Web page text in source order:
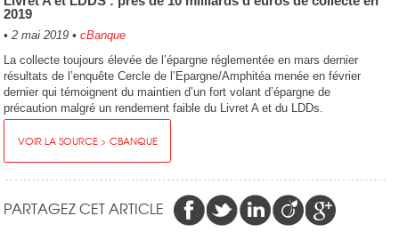
2019
• 2 mai 2019• cBanque
La collecte toujours élevée de l’épargne réglementée en mars dernier
résultats de l’enquête Cercle de l’Epargne/Amphitéa menée en février
dernier qui témoignent du maintien d’un fort volant d’épargne de
précaution malgré un rendement faible du Livret A et du LDDs.
VOIR LA SOURCE > CBANQUE
PARTAGEZ CET ARTICLE